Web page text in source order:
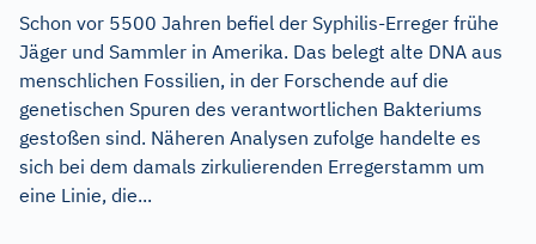
Schon vor 5500 Jahren befiel der Syphilis-Erreger frühe
Jäger und Sammler in Amerika. Das belegt alte DNA aus
menschlichen Fossilien, in der Forschende auf die
genetischen Spuren des verantwortlichen Bakteriums
gestoßen sind. Näheren Analysen zufolge handelte es
sich bei dem damals zirkulierenden Erregerstamm um
eine Linie, die...